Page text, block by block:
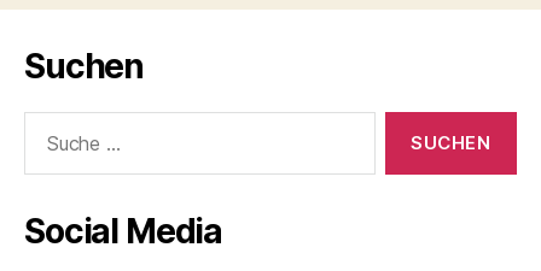
Suchen
nach:
Social Media